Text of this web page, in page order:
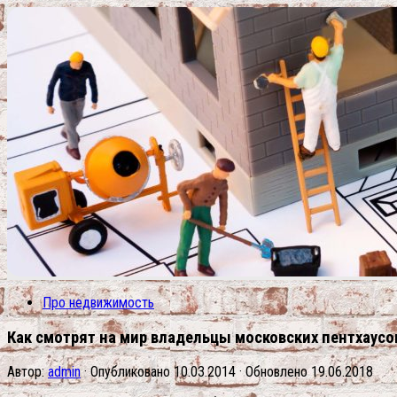
Про недвижимость
Как смотрят на мир владельцы московских
Автор:admin · Опубликовано10.03.2014· Обновлено19.06.2018